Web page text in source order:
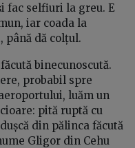
fac selfiuri la greu. E
iar coada la
până dă colțul.
binecunoscută.
probabil spre
luăm un
pită ruptă cu
din pălinca făcută
Gligor din Cehu